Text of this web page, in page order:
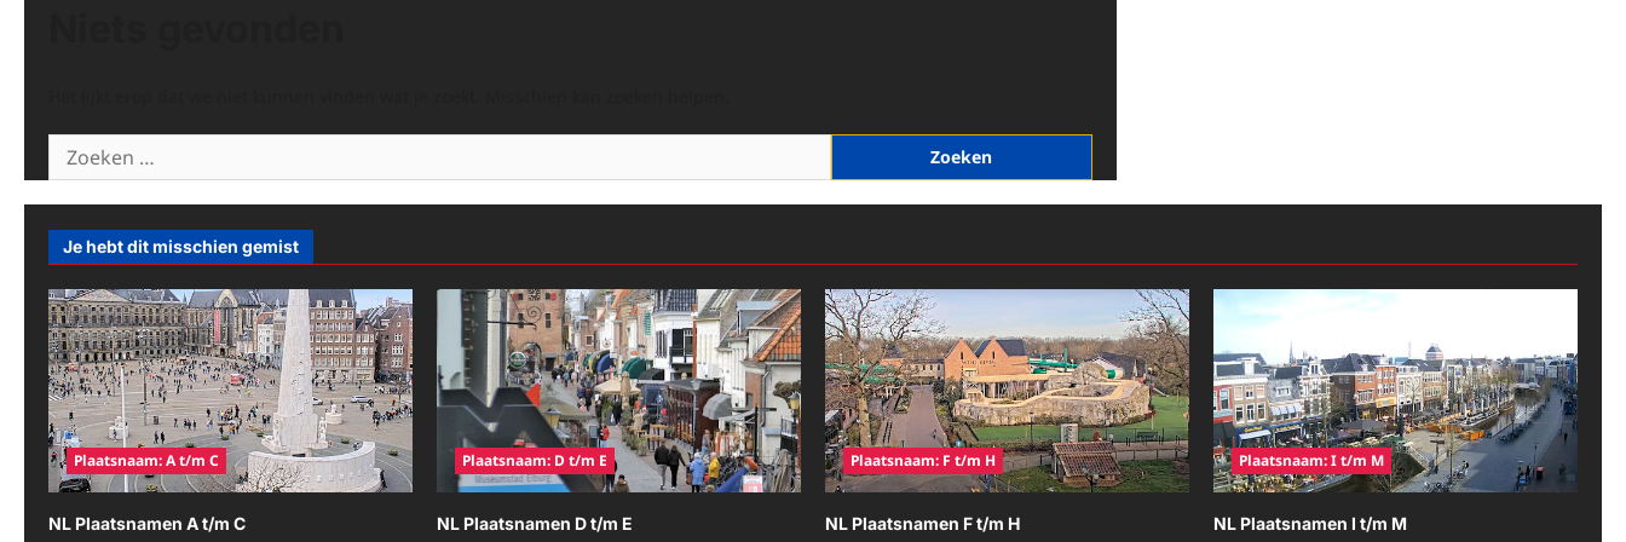
Zoeken
naar:
Je hebt dit misschien gemist
Plaatsnaam: A t/m C
NL Plaatsnamen A t/m C
Plaatsnaam: D t/m E
NL Plaatsnamen D t/m E
Plaatsnaam: F t/m H
NL Plaatsnamen F t/m H
Plaatsnaam: I t/m M
NL Plaatsnamen I t/m M